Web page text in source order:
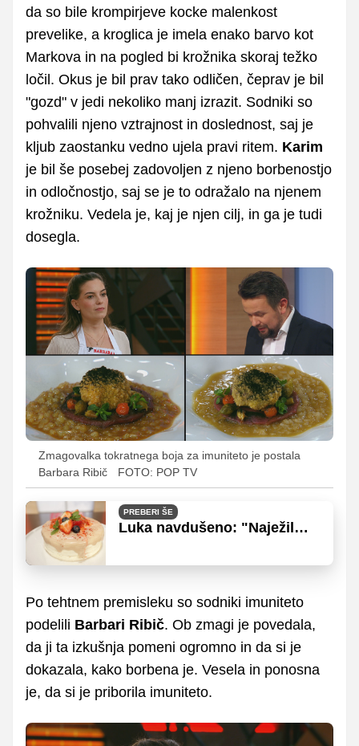
da so bile krompirjeve kocke malenkost
prevelike, a kroglica je imela enako barvo kot
Markova in na pogled bi krožnika skoraj težko
ločil. Okus je bil prav tako odličen, čeprav je bil
"gozd" v jedi nekoliko manj izrazit. Sodniki so
pohvalili njeno vztrajnost in doslednost, saj je
kljub zaostanku vedno ujela pravi ritem. Karim
je bil še posebej zadovoljen z njeno borbenostjo
in odločnostjo, saj se je to odražalo na njenem
krožniku. Vedela je, kaj je njen cilj, in ga je tudi
dosegla.
Zmagovalka tokratnega boja za imuniteto je postala
Barbara Ribič
FOTO: POP TV
PREBERI ŠE
Luka navdušeno: "Naježil
Po tehtnem premisleku so sodniki imuniteto
podelili Barbari Ribič. Ob zmagi je povedala,
da ji ta izkušnja pomeni ogromno in da si je
dokazala, kako borbena je. Vesela in ponosna
je, da si je priborila imuniteto.